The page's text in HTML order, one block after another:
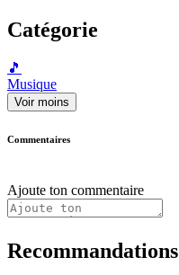
Catégorie
🎵
Musique
Voir moins
Commentaires
Ajoute ton commentaire
Recommandations